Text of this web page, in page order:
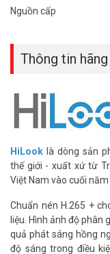
camera IP.
giá tốt nhất thị
Chúng tôi cam kết
hàng COD trên toàn
Thông số
Hilook NS-
– Cổng thiết bị mạng
– Cổng mạng
IEEE 802.3u và IEEE
– Cổng ưu tiên cao
– Thiết bị mạng Switch
– Khoảng cách truyền
– Protection Bảo vệ
Nguồn cấp
Thông tin
HiLook là dòng sản
thế giới - xuất xứ từ
Việt Nam vào cuối năm
Chuẩn nén H.265 +
liệu. Hình ảnh độ phân
quả phát sáng hồng
độ sáng trong điều